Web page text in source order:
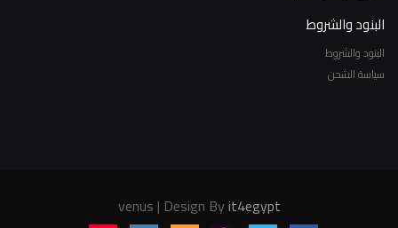
البنود والشروط
البنود والشروط
سياسة الشحن
venus | Design Byit4egypt